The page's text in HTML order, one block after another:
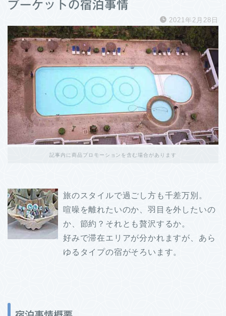
プーケットの宿泊事情
2021年2月28日
記事内に商品プロモーションを含む場合があります
旅のスタイルで過ごし方も千差万別。
喧噪を離れたいのか、羽目を外したいの
か、節約？それとも贅沢するか。
好みで滞在エリアが分かれますが、あら
ゆるタイプの宿がそろいます。